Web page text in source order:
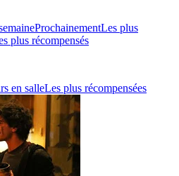
ProchainementLes plus
plus récompensés
en salleLes plus récompensées